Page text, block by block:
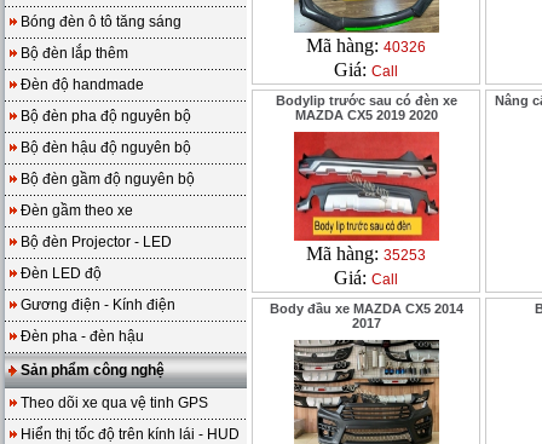
Bóng đèn ô tô tăng sáng
Bộ đèn lắp thêm
Đèn độ handmade
Bộ đèn pha độ nguyên bộ
Bộ đèn hậu độ nguyên bộ
Bộ đèn gầm độ nguyên bộ
Đèn gầm theo xe
Bộ đèn Projector - LED
Đèn LED độ
Gương điện - Kính điện
Đèn pha - đèn hậu
Sản phẩm công nghệ
Theo dõi xe qua vệ tinh GPS
Hiển thị tốc độ trên kính lái - HUD
Mã hàng: 40326
Giá: Call
Bodylip trước sau có đèn xe
MAZDA CX5 2019 2020
Mã hàng: 35253
Giá: Call
Nâng
Body đầu xe MAZDA CX5 2014
2017